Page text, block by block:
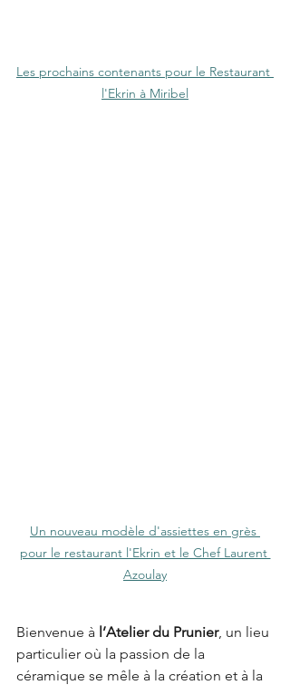
Les prochains contenants pour le Restaurant
l'Ekrin à Miribel
Un nouveau modèle d'assiettes en grès
pour le restaurant l'Ekrin et le Chef Laurent
Azoulay
Bienvenue à l’Atelier du Prunier, un lieu
particulier où la passion de la
céramique se mêle à la création et à la